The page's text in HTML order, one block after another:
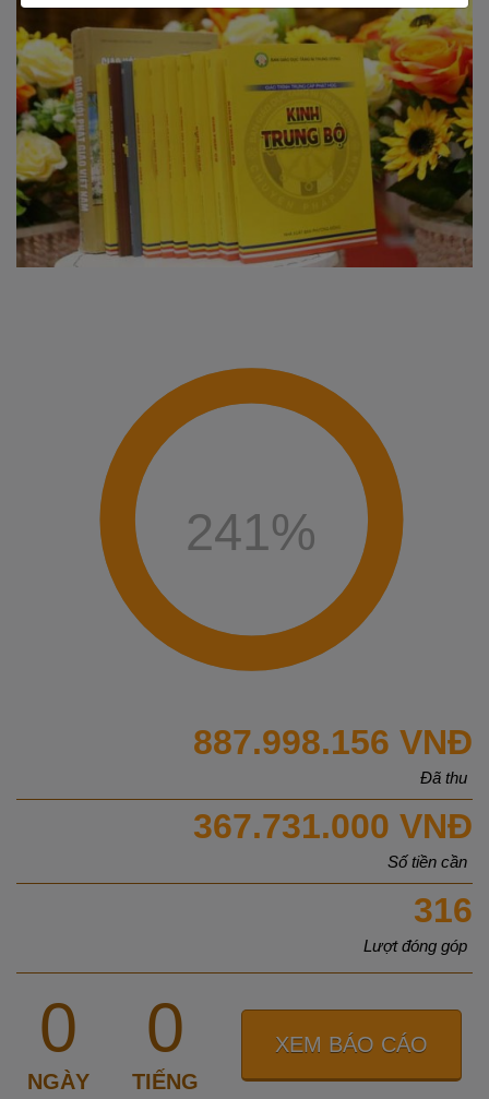
241%
887.998.156 VNĐ
Đã thu
367.731.000 VNĐ
Số tiền cần
316
Lượt đóng góp
0
NGÀY
0
TIẾNG
XEM BÁO CÁO